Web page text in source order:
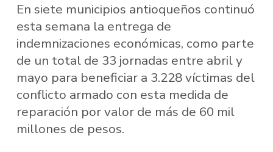
En siete municipios antioqueños continuó
esta semana la entrega de
indemnizaciones económicas, como parte
de un total de 33 jornadas entre abril y
mayo para beneficiar a 3.228 víctimas del
conflicto armado con esta medida de
reparación por valor de más de 60 mil
millones de pesos.